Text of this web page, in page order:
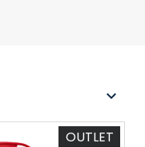
expand_more
OUTLET